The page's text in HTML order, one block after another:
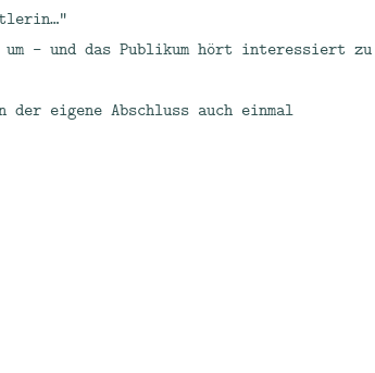
um – und das Publikum hört interessiert
der eigene Abschluss auch einmal